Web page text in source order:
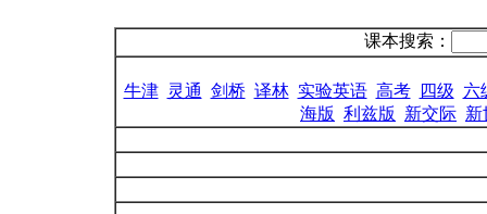
课本搜索：
牛津 灵通 剑桥 译林 实验英语 高考 四级 六
海版 利兹版 新交际 新